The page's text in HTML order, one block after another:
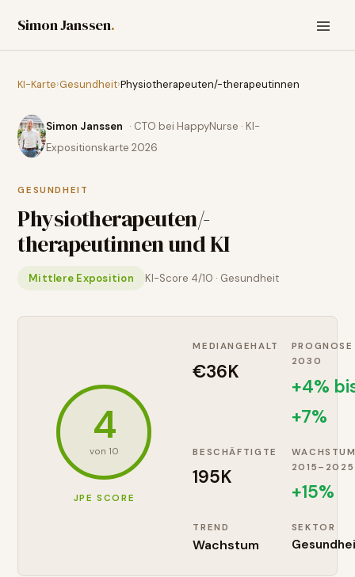
Simon Janssen.
KI-Karte›Gesundheit›Physiotherapeuten/-therapeutinnen
Simon Janssen · CTO bei HappyNurse · KI-
Expositionskarte 2026
GESUNDHEIT
Physiotherapeuten/-
therapeutinnenund KI
Mittlere Exposition KI-Score 4/10 · Gesundheit
4
von 10
JPE SCORE
MEDIANGEHALT
€36K
PROGNOSE
2030
+4%
+7%
BESCHÄFTIGTE
195K
2015–2025
+15%
TREND
Wachstum
SEKTOR